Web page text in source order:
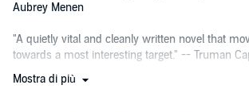
Aubrey Menen
"A quietly vital and cleanly written novel that
towards a most interesting target." -- Truman
"Is he the successor to Salinger for whom we
Mostra di più